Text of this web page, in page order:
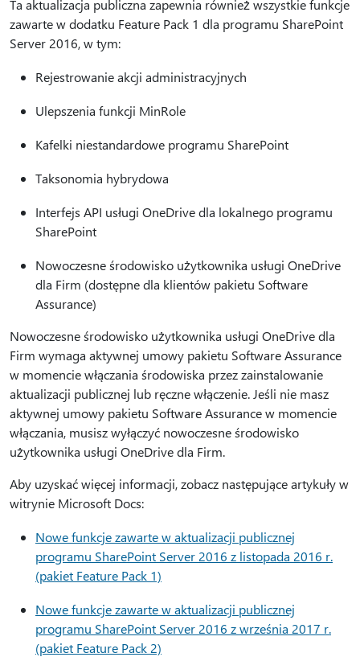
Ta aktualizacja publiczna zapewnia również wszystkie funkcje
zawarte w dodatku Feature Pack 1 dla programu SharePoint
Server 2016, w tym:
Rejestrowanie akcji administracyjnych
Ulepszenia funkcji MinRole
Kafelki niestandardowe programu SharePoint
Taksonomia hybrydowa
Interfejs API usługi OneDrive dla lokalnego programu
SharePoint
Nowoczesne środowisko użytkownika usługi OneDrive
dla Firm (dostępne dla klientów pakietu Software
Assurance)
Nowoczesne środowisko użytkownika usługi OneDrive dla
Firm wymaga aktywnej umowy pakietu Software Assurance
w momencie włączania środowiska przez zainstalowanie
aktualizacji publicznej lub ręczne włączenie. Jeśli nie masz
aktywnej umowy pakietu Software Assurance w momencie
włączania, musisz wyłączyć nowoczesne środowisko
użytkownika usługi OneDrive dla Firm.
Aby uzyskać więcej informacji, zobacz następujące artykuły w
witrynie Microsoft Docs:
Nowe funkcje zawarte w aktualizacji publicznej
programu SharePoint Server 2016 z listopada 2016 r.
(pakiet Feature Pack 1)
Nowe funkcje zawarte w aktualizacji publicznej
programu SharePoint Server 2016 z września 2017 r.
(pakiet Feature Pack 2)